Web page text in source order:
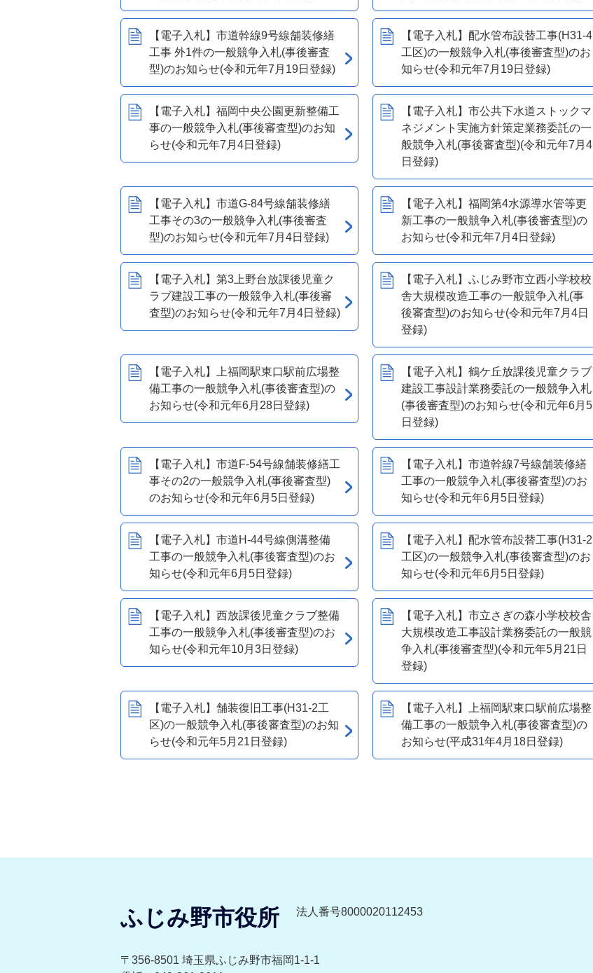
【電子入札】市道幹線9号線舗装修繕
工事 外1件の一般競争入札(事後審査
型)のお知らせ(令和元年7月19日登録)
【電子入札】配水管布設替工事(H31-4
工区)の一般競争入札(事後審査型)のお
知らせ(令和元年7月19日登録)
【電子入札】福岡中央公園更新整備工
事の一般競争入札(事後審査型)のお知
らせ(令和元年7月4日登録)
【電子入札】市公共下水道ストックマ
ネジメント実施方針策定業務委託の一
般競争入札(事後審査型)(令和元年7月4
日登録)
【電子入札】市道G-84号線舗装修繕
工事その3の一般競争入札(事後審査
型)のお知らせ(令和元年7月4日登録)
【電子入札】福岡第4水源導水管等更
新工事の一般競争入札(事後審査型)の
お知らせ(令和元年7月4日登録)
【電子入札】第3上野台放課後児童ク
ラブ建設工事の一般競争入札(事後審
査型)のお知らせ(令和元年7月4日登録)
【電子入札】ふじみ野市立西小学校校
舎大規模改造工事の一般競争入札(事
後審査型)のお知らせ(令和元年7月4日
登録)
【電子入札】上福岡駅東口駅前広場整
備工事の一般競争入札(事後審査型)の
お知らせ(令和元年6月28日登録)
【電子入札】鶴ケ丘放課後児童クラブ
建設工事設計業務委託の一般競争入札
(事後審査型)のお知らせ(令和元年6月5
日登録)
【電子入札】市道F-54号線舗装修繕工
事その2の一般競争入札(事後審査型)
のお知らせ(令和元年6月5日登録)
【電子入札】市道幹線7号線舗装修繕
工事の一般競争入札(事後審査型)のお
知らせ(令和元年6月5日登録)
【電子入札】市道H-44号線側溝整備
工事の一般競争入札(事後審査型)のお
知らせ(令和元年6月5日登録)
【電子入札】配水管布設替工事(H31-2
工区)の一般競争入札(事後審査型)のお
知らせ(令和元年6月5日登録)
【電子入札】西放課後児童クラブ整備
工事の一般競争入札(事後審査型)のお
知らせ(令和元年10月3日登録)
【電子入札】市立さぎの森小学校校舎
大規模改造工事設計業務委託の一般競
争入札(事後審査型)(令和元年5月21日
登録)
【電子入札】舗装復旧工事(H31-2工
区)の一般競争入札(事後審査型)のお知
らせ(令和元年5月21日登録)
【電子入札】上福岡駅東口駅前広場整
備工事の一般競争入札(事後審査型)の
お知らせ(平成31年4月18日登録)
ふじみ野市役所 法人番号8000020112453
〒356-8501 埼玉県ふじみ野市福岡1-1-1